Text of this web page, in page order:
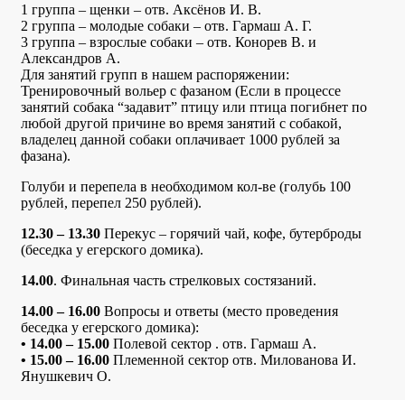
1 группа – щенки – отв. Аксёнов И. В.
2 группа – молодые собаки – отв. Гармаш А. Г.
3 группа – взрослые собаки – отв. Конорев В. и
Александров А.
Для занятий групп в нашем распоряжении:
Тренировочный вольер с фазаном (Если в процессе
занятий собака “задавит” птицу или птица погибнет по
любой другой причине во время занятий с собакой,
владелец данной собаки оплачивает 1000 рублей за
фазана).
Голуби и перепела в необходимом кол-ве (голубь 100
рублей, перепел 250 рублей).
12.30 – 13.30 Перекус – горячий чай, кофе, бутерброды
(беседка у егерского домика).
14.00. Финальная часть стрелковых состязаний.
14.00 – 16.00 Вопросы и ответы (место проведения
беседка у егерского домика):
• 14.00 – 15.00 Полевой сектор . отв. Гармаш А.
• 15.00 – 16.00 Племенной сектор отв. Милованова И.
Янушкевич О.